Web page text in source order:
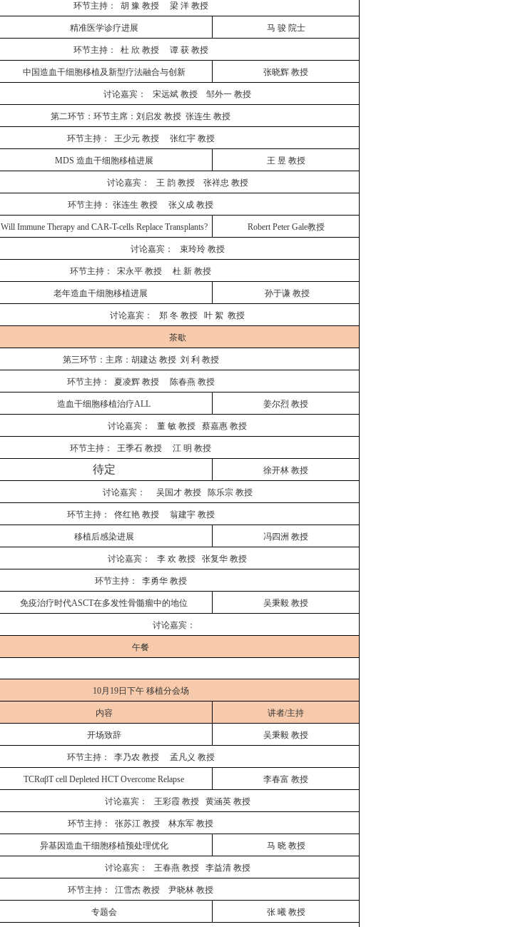
环节主持： 胡 豫 教授 梁 洋 教授
精准医学诊疗进展 马 骏 院士
环节主持： 杜 欣 教授 谭 获 教授
中国造血干细胞移植及新型疗法融合与创新 张晓辉 教授
讨论嘉宾： 宋远斌 教授 邹外一 教授
第二环节：环节主席：刘启发 教授 张连生 教授
环节主持： 王少元 教授 张红宇 教授
MDS 造血干细胞移植进展 王 昱 教授
讨论嘉宾： 王 韵 教授 张祥忠 教授
环节主持： 张连生 教授 张义成 教授
Will Immune Therapy and CAR-T-cells Replace Transplants? Robert Peter Gale教授
讨论嘉宾： 束玲玲 教授
环节主持： 宋永平 教授 杜 新 教授
老年造血干细胞移植进展 孙于谦 教授
讨论嘉宾： 郑 冬 教授 叶 絮 教授
茶歇
第三环节：主席：胡建达 教授 刘 利 教授
环节主持： 夏凌辉 教授 陈春燕 教授
造血干细胞移植治疗ALL 姜尔烈 教授
讨论嘉宾： 董 敏 教授 蔡嘉惠 教授
环节主持： 王季石 教授 江 明 教授
待定 徐开林 教授
讨论嘉宾： 吴国才 教授 陈乐宗 教授
环节主持： 佟红艳 教授 翁建宇 教授
移植后感染进展 冯四洲 教授
讨论嘉宾： 李 欢 教授 张复华 教授
环节主持： 李勇华 教授
免疫治疗时代ASCT在多发性骨髓瘤中的地位 吴秉毅 教授
讨论嘉宾：
午餐
10月19日下午 移植分会场
内容 讲者/主持
开场致辞 吴秉毅 教授
环节主持： 李乃农 教授 孟凡义 教授
TCRαβT cell Depleted HCT Overcome Relapse 李春富 教授
讨论嘉宾： 王彩霞 教授 黄涵英 教授
环节主持： 张苏江 教授 林东军 教授
异基因造血干细胞移植预处理优化 马 晓 教授
讨论嘉宾： 王春燕 教授 李益清 教授
环节主持： 江雪杰 教授 尹晓林 教授
专题会 张 曦 教授